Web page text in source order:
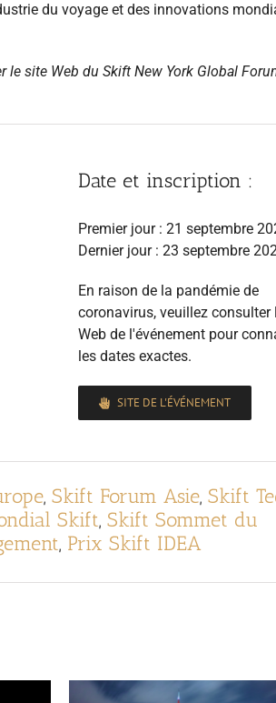
du voyage et des innovations
site Web du Skift New York Global
Date et inscription :
Premier jour : 21 septembre
Dernier jour : 23 septembre
En raison de la pandémie de
coronavirus, veuillez consulter
Web de l'événement pour
les dates exactes.
SITE DE L'ÉVÉNEMENT
, Skift Forum Asie, Skift
Skift, Skift Sommet du
, Prix Skift IDEA